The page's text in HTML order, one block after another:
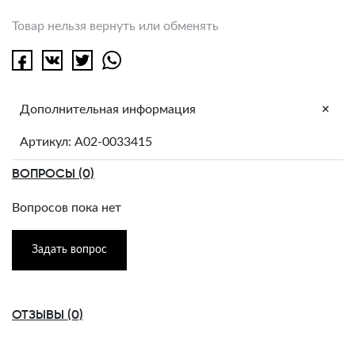
Товар нельзя вернуть или обменять
Дополнительная информация +
Артикул: A02-0033415
ВОПРОСЫ (0)
Вопросов пока нет
Задать вопрос
ОТЗЫВЫ (0)